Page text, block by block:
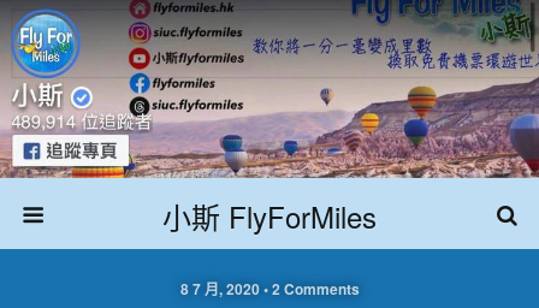
小斯 FlyForMiles
8 7 月, 2020 • 2 Comments